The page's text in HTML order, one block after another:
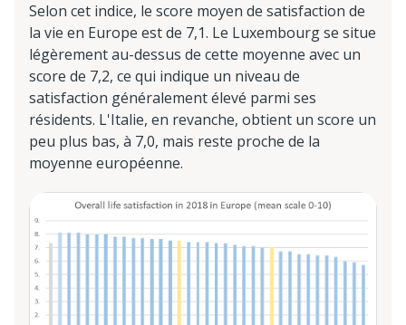
Selon cet indice, le score moyen de satisfaction de
la vie en Europe est de 7,1. Le Luxembourg se situe
légèrement au-dessus de cette moyenne avec un
score de 7,2, ce qui indique un niveau de
satisfaction généralement élevé parmi ses
résidents. L'Italie, en revanche, obtient un score un
peu plus bas, à 7,0, mais reste proche de la
moyenne européenne.